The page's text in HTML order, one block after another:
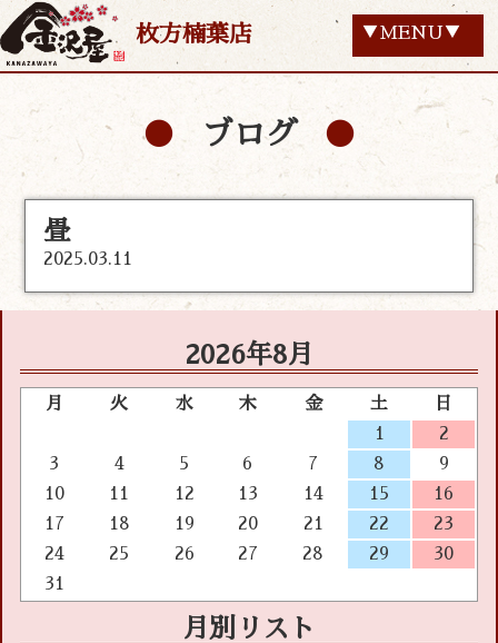
枚方楠葉店 ▼MENU▼
ブログ
畳
2025.03.11
2026年8月
月 火 水 木 金 土
日
1
2
3
4 5 6 7 8
9
10
11 12 13 14 15
16
17
18 19 20 21 22
23
24
25 26 27 28 29
30
31
月別リスト